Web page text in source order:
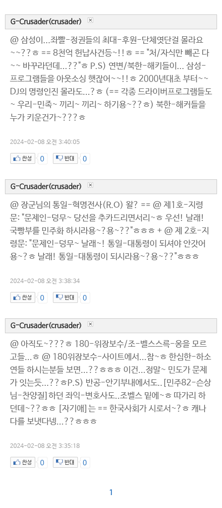
G-Crusader(crusader)
@ 삼성이...좌빨-정권들의 최대-후원-단체엿단걸 몰라요
~~??ㅎ == 8천억 헌납사건등~!!ㅎ == "처/자식만 빼곤 다
~~ 바꾸라던데...??"ㅎ P.S) 연변/북한-해키들이... 삼성-
프로그램들을 아웃소싱 햇잖어~~!!ㅎ 2000년대초 부터~~
DJ의 명령인진 몰라도...?ㅎ (== 각종 드라이버프로그램들도
~ 우리-민족~ 끼리~ 끼리~ 하기용~??ㅎ) 북한-해커들을
누가 키운건가~???ㅎ
2024-02-08 오전 3:40:05
0 0
G-Crusader(crusader)
@ 장군님의 통일-혁명전사(R.O) 왈? == @ 제1호-지령
문: "문제인-덩무~ 당선을 추카드리면서리~ㅎ 우선! 날래!
국빵부를 민주화 하시라용~?용~??"ㅎㅎㅎ + @ 제 2호-지
령문: "문제인-덩무~ 날래~! 통일-대통령이 되셔야 안갓어
용~?ㅎ 날래! 통일-대통령이 되시라용~?용~??"ㅎㅎㅎ
2024-02-08 오전 3:38:34
0 0
G-Crusader(crusader)
@ 아직도~???ㅎ 180-위장보수/조-벨스스륵-옹을 모르
고들...ㅎ @ 180위장보수-사이트에서...참~ㅎ 한심한-하소
연들 하시는분들 보면...??ㅎㅎㅎ 이건...정말~ 민도가 문제
가 잇는듯...??ㅎP.S) 반공-안기부내에서도..[민주82-슨상
님-찬양질]하던 좌익-변호사도..조벨스 밑에~ㅎ 따가리 하
던데~??ㅎㅎ [자기애]는 == 한국사회가 시로서~?ㅎ 캐나
다를 보냇다넹...??ㅎㅎㅎ
2024-02-08 오전 3:35:18
0 0
1